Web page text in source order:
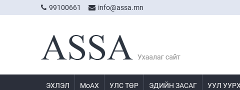
99100661 info@assa.mn
ЭХЛЭЛ МоАХ УЛС ТӨР ЭДИЙН ЗАСАГ УУЛ